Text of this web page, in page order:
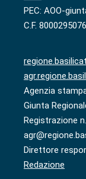
PEC: AOO-
C.F.
Agenzia
Giunta
Registrazione
Direttore
Redazione